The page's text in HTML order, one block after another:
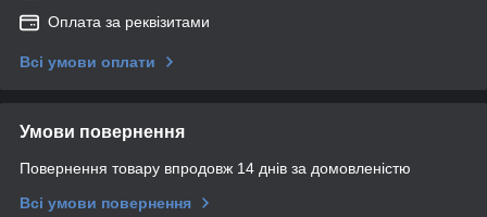
Оплата за реквізитами
Всі умови оплати
Умови повернення
Повернення товару впродовж 14 днів за домовленістю
Всі умови повернення